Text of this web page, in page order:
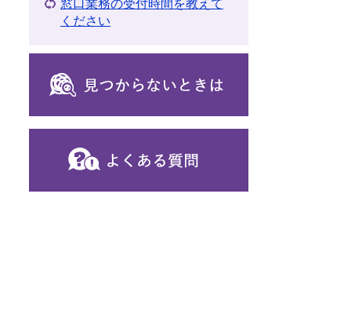
窓口業務の受付時間を教えて
ください